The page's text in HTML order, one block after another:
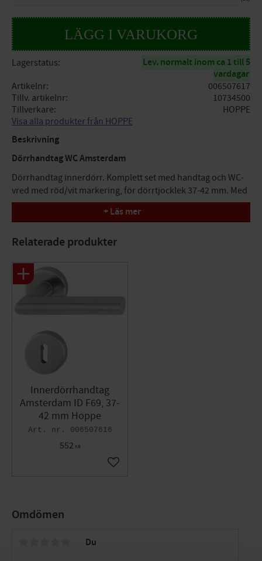
Lagerstatus
Lev. normalt inom ca 1 till 5
vardagar
Artikelnr
006507617
Tillv. artikelnr
10734500
Tillverkare
HOPPE
Visa alla produkter från HOPPE
Beskrivning
Dörrhandtag WC Amsterdam
Dörrhandtag innerdörr. Komplett set med handtag och WC-
vred med röd/vit markering, för dörrtjocklek 37-42 mm. Med
HOPPE Kvick-i-Sprint fastsättning. 10 års funktionsgaranti.
Ytbehandling: F69 Rostfritt stål matt
+ Läs mer
Omdömen
Du
Relaterade produkter
Innerdörrhandtag
Amsterdam ID F69, 37-
42 mm Hoppe
006507616
552 KR
Lägg till i favoriter